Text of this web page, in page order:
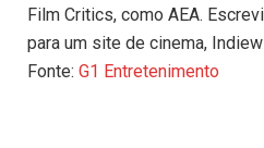
Film Critics, como AEA.
para um site de cinema,
Fonte: G1 Entretenimento